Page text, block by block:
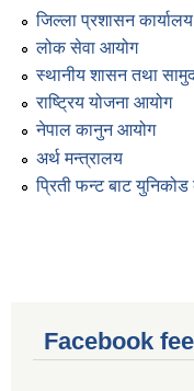
जिल्ला प्रशासन
लोक सेवा आयोग
स्थानीय शासन तथा
राष्ट्रिय योजना आयोग
नेपाल कानुन आयोग
अर्थ मन्त्रालय
प्रिती फन्ट बाट युनिकोड
Facebook